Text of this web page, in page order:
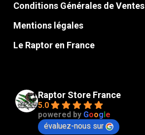
Conditions Générales de Ventes
Mentions légales
Le Raptor en France
Raptor Store France
5.0
powered by Google
évaluez-nous sur